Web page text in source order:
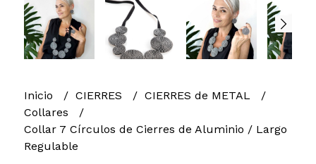
Inicio CIERRES
CIERRES de METAL
Collares
Collar 7 Círculos de Cierres de Aluminio / Largo
Regulable